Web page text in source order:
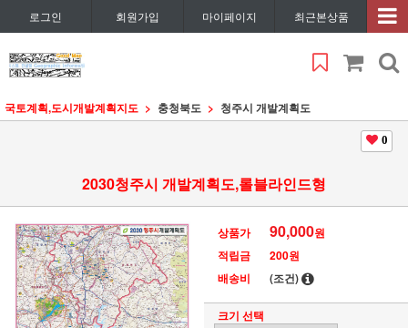
로그인 회원가입 마이페이지 최근본상품
국토계획,도시개발계획지도 충청북도 청주시 개발계획도
0
2030청주시 개발계획도,롤블라인드형
상품가 90,000원
적립금
200원
배송비
(조건)
크기 선택